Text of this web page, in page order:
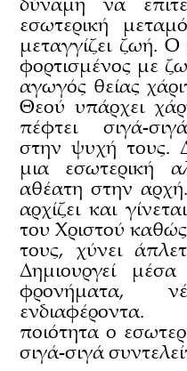
εσωτερική
μεταγγίζει ζωή.
φορτισμένος με
αγωγός θείας
Θεού υπάρχει
πέφτει σιγά-
στην ψυχή τους.
μια εσωτερική
αθέατη στην
αρχίζει και
του Χριστού
τους, χύνει
Δημιουργεί
φρονήματα,
ποιότητα ο
σιγά-σιγά